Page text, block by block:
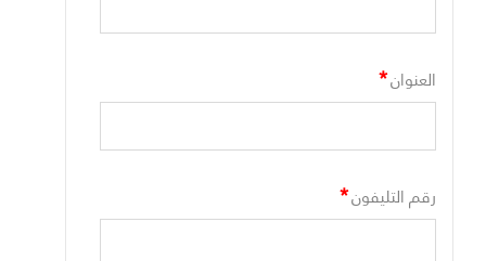
العنوان*
رقم التليفون*